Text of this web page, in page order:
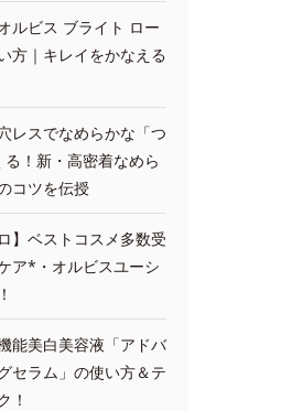
ルビス ブライト ロー
方｜キレイをかなえる
レスでなめらかな「つ
！新・高密着なめら
コツを伝授
】ベストコスメ多数受
ア*・オルビスユーシ
能美白美容液「アドバ
セラム」の使い方＆テ
！